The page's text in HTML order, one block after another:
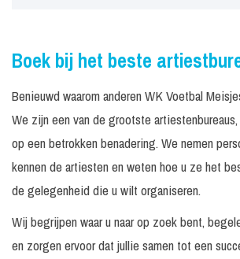
Boek bij het beste
Benieuwd waarom anderen WK Voetbal
We zijn een van de grootste
op een betrokken benadering. We nemen
kennen de artiesten en weten hoe u ze het
de gelegenheid die u wilt organiseren.
Wij begrijpen waar u naar op zoek bent,
en zorgen ervoor dat jullie samen tot een